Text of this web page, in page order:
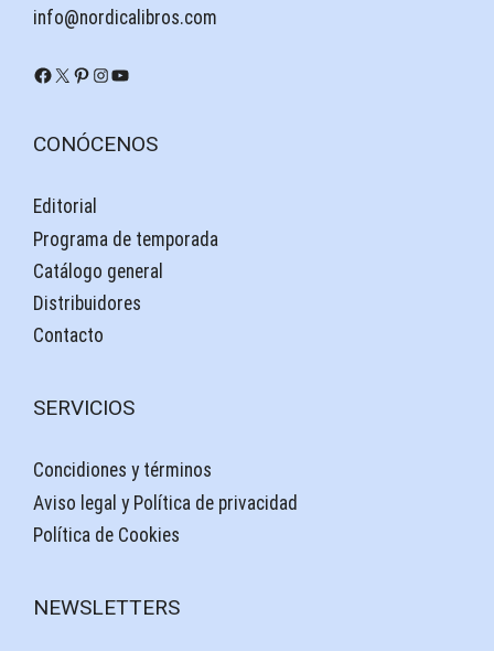
info@nordicalibros.com
Facebook
X Pinterest
Instagram
YouTube
CONÓCENOS
Editorial
Programa de temporada
Catálogo general
Distribuidores
Contacto
SERVICIOS
Concidiones y términos
Aviso legal y Política de privacidad
Política de Cookies
NEWSLETTERS